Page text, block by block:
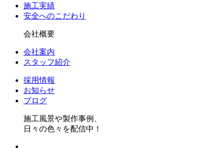
施工実績
安全へのこだわり
会社概要
会社案内
スタッフ紹介
採用情報
お知らせ
ブログ
施工風景や製作事例、
日々の色々を配信中！